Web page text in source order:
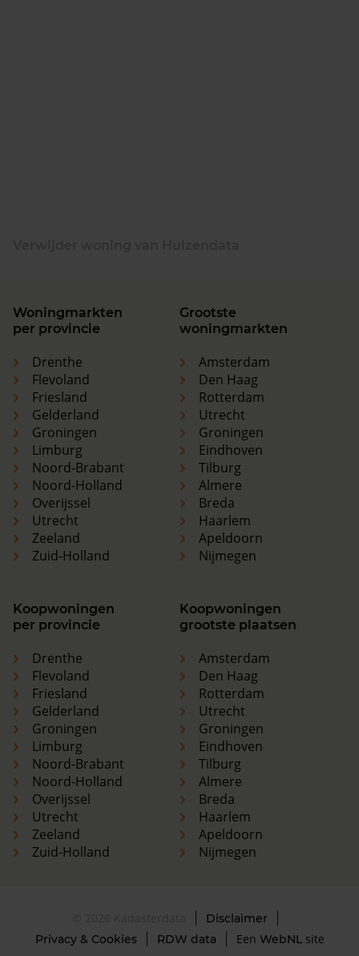
Woningmarkten
per provincie
Drenthe
Flevoland
Friesland
Gelderland
Groningen
Limburg
Noord-Brabant
Noord-Holland
Overijssel
Utrecht
Zeeland
Zuid-Holland
Grootste
woningmarkten
Amsterdam
Den Haag
Rotterdam
Utrecht
Groningen
Eindhoven
Tilburg
Almere
Breda
Haarlem
Apeldoorn
Nijmegen
Koopwoningen
per provincie
Drenthe
Flevoland
Friesland
Gelderland
Groningen
Limburg
Noord-Brabant
Noord-Holland
Overijssel
Utrecht
Zeeland
Zuid-Holland
Koopwoningen
grootste plaatsen
Amsterdam
Den Haag
Rotterdam
Utrecht
Groningen
Eindhoven
Tilburg
Almere
Breda
Haarlem
Apeldoorn
Nijmegen
Disclaimer
Privacy & Cookies
RDW data Een WebNLsite